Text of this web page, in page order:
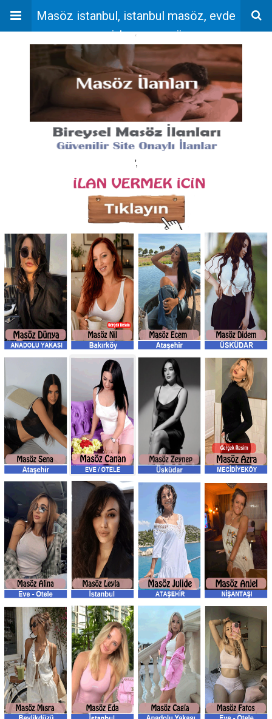
Masöz istanbul, istanbul masöz, evde
masaj, bayan masöz
'
',